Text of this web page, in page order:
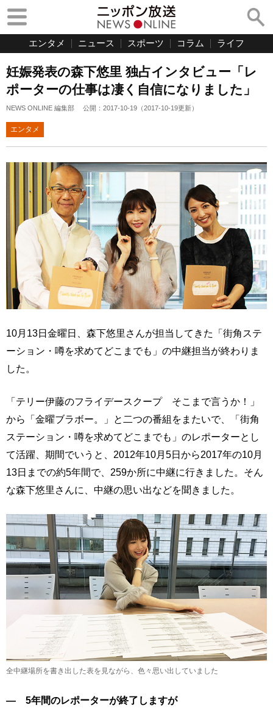
エンタメ ニュース スポーツ コラム ライフ
妊娠発表の森下悠里 独占インタビュー「レ
ポーターの仕事は凄く自信になりました」
NEWS ONLINE 編集部 公開： 2017-10-19 （2017-10-19更新）
エンタメ
10月13日金曜日、森下悠里さんが担当してきた「街角ステ
ーション・噂を求めてどこまでも」の中継担当が終わりま
した。
「テリー伊藤のフライデースクープ そこまで言うか！」
から「金曜ブラボー。」と二つの番組をまたいで、「街角
ステーション・噂を求めてどこまでも」のレポーターとし
て活躍、期間でいうと、2012年10月5日から2017年の10月
13日までの約5年間で、259か所に中継に行きました。そん
な森下悠里さんに、中継の思い出などを聞きました。
全中継場所を書き出した表を見ながら、色々思い出していました
― 5年間のレポーターが終了しますが